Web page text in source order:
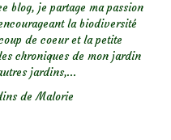
blog, je partage ma passion
la biodiversité
de coeur et la petite
chroniques de mon jardin
jardins,...
de Malorie